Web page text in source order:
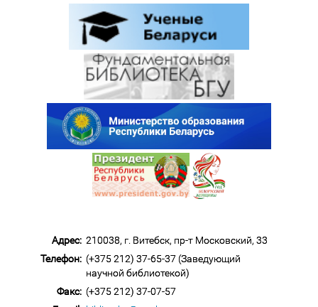
Адрес: 210038, г. Витебск, пр-т Московский, 33
Телефон: (+375 212) 37-65-37 (Заведующий
научной библиотекой)
Факс: (+375 212) 37-07-57